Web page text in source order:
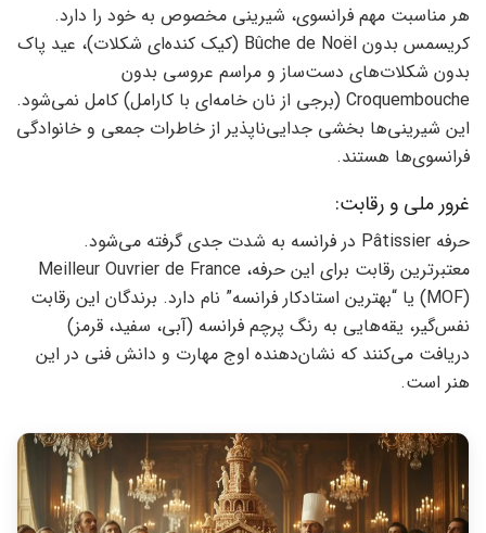
هر مناسبت مهم فرانسوی، شیرینی مخصوص به خود را دارد.
کریسمس بدون Bûche de Noël (کیک کنده‌ای شکلات)، عید پاک
بدون شکلات‌های دست‌ساز و مراسم عروسی بدون
Croquembouche (برجی از نان خامه‌ای با کارامل) کامل نمی‌شود.
این شیرینی‌ها بخشی جدایی‌ناپذیر از خاطرات جمعی و خانوادگی
فرانسوی‌ها هستند.
غرور ملی و رقابت:
حرفه Pâtissier در فرانسه به شدت جدی گرفته می‌شود.
معتبرترین رقابت برای این حرفه، Meilleur Ouvrier de France
(MOF) یا “بهترین استادکار فرانسه” نام دارد. برندگان این رقابت
نفس‌گیر، یقه‌هایی به رنگ پرچم فرانسه (آبی، سفید، قرمز)
دریافت می‌کنند که نشان‌دهنده اوج مهارت و دانش فنی در این
هنر است.